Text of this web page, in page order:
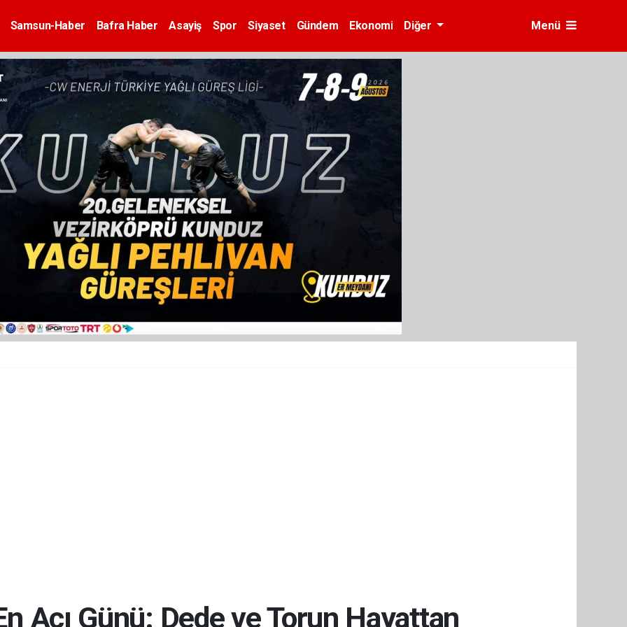
Samsun-Haber Bafra Haber Asayiş Spor Siyaset Gündem Ekonomi Diğer Menü
Acı Günü: Dede ve Torun Hayattan